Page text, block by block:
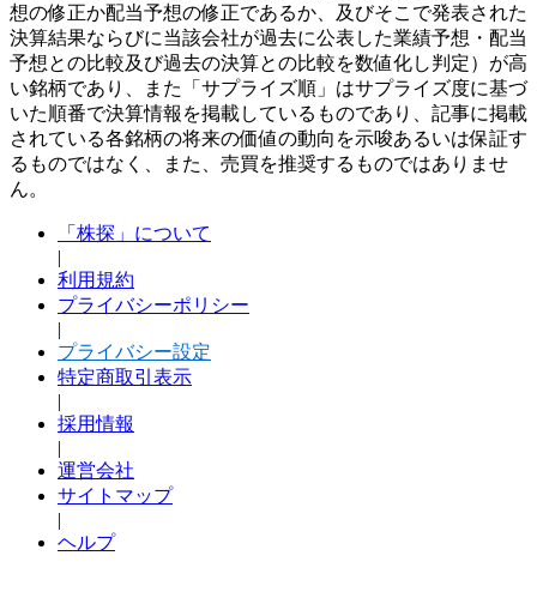
想の修正か配当予想の修正であるか、及びそこで発表された
決算結果ならびに当該会社が過去に公表した業績予想・配当
予想との比較及び過去の決算との比較を数値化し判定）が高
い銘柄であり、また「サプライズ順」はサプライズ度に基づ
いた順番で決算情報を掲載しているものであり、記事に掲載
されている各銘柄の将来の価値の動向を示唆あるいは保証す
るものではなく、また、売買を推奨するものではありませ
ん。
「株探」について
|
利用規約
プライバシーポリシー
|
プライバシー設定
特定商取引表示
|
採用情報
|
運営会社
サイトマップ
|
ヘルプ